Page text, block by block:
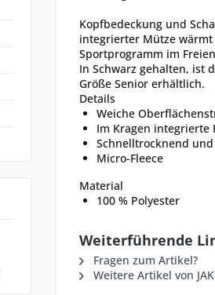
Kopfbedeckung und
integrierter Mütze
Sportprogramm im
In Schwarz gehalten, ist
Größe Senior erhältlich.
Details
Weiche
Im Kragen integrierte
Schnelltrocknend
Micro-Fleece
Material
100 % Polyester
Weiterführende
Fragen zum Artikel?
Weitere Artikel von